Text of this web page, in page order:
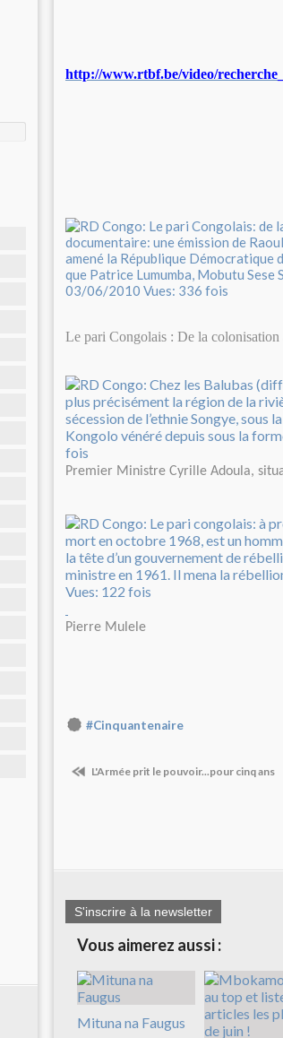
http://www.rtbf.be/video/
Le pari Congolais : De la colonisation
Premier Ministre Cyrille Adoula,
Pierre Mulele
#Cinquantenaire
L'Armée prit le pouvoir...pour cinq ans
S'inscrire à la newsletter
Vous aimerez aussi :
Mituna na Faugus